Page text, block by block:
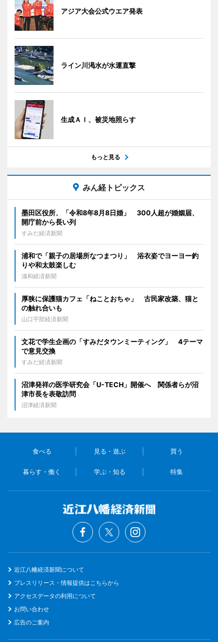
アジア大会公式ウエア発表
ライン川渇水が水運直撃
生成ＡＩ、被災地照らす
もっと見る
みん経トピックス
墨田区役所、「令和8年8月8日婚」 300人超が婚姻届、
開庁前から長い列
すみだ経済新聞
浦和で「親子の居場所なつまつり」 浴衣姿でヨーヨー釣
りや和太鼓楽しむ
浦和経済新聞
厚狭に保護猫カフェ「ねことおちゃ」 古民家改築、猫と
の触れ合いも
山口宇部経済新聞
文花で学生企画の「すみだタウンミーティング」 4テーマ
で意見交換
すみだ経済新聞
沼津発祥の医学研究会「U-TECH」開催へ 関係者らが沼
津市長を表敬訪問
沼津経済新聞
食べる 見る・遊ぶ 買う
暮らす・働く 学ぶ・知る 特集
近江八幡経済新聞について
プレスリリース・情報提供はこちらから
アクセスデータの利用について
お問い合わせ
広告のご案内